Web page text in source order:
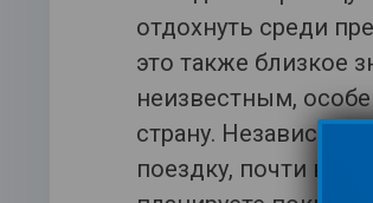
отдохнуть среди
это также близкое
неизвестным,
страну. Независимо
поездку, почти